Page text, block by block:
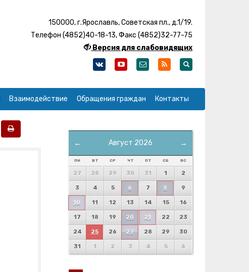
150000, г.Ярославль, Советская пл., д.1/19.
Телефон (4852)40-18-13, Факс (4852)32-77-75
Версия для слабовидящих
Взаимодействие Обращения граждан Контакты
← →
Август 2026
ПН ВТ СР ЧТ ПТ СБ ВС
27 28 29 30 31 1 2
3 4 5 6 7 8 9
10 11 12 13 14 15 16
17 18 19 20 21 22 23
24 25 26 27 28 29 30
31 1 2 3 4 5 6